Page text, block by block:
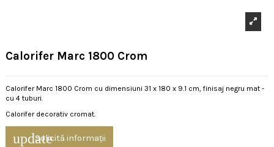
Calorifer Marc 1800 Crom
Calorifer Marc 1800 Crom cu dimensiuni 31 x 180 x 9.1 cm, finisaj negru mat -
cu 4 tuburi.
Calorifer decorativ cromat.
updateSolicită informații